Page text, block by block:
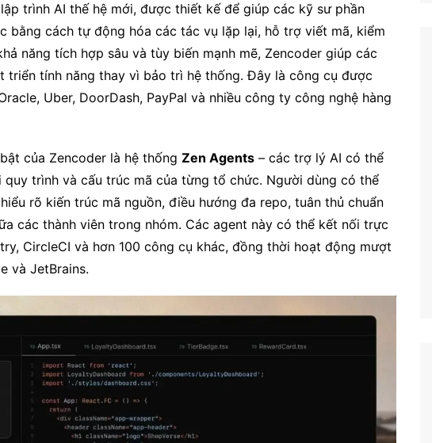
Địa lí
KHTN
Âm nhạc
Mĩ thuật
Giáo dục KT&PL
Giáo dục QP&AN
Giáo dục thể chất
Hoạt động trải nghiệm
trình AI thế hệ mới, được thiết kế để giúp các kỹ sư phần
bằng cách tự động hóa các tác vụ lặp lại, hỗ trợ viết mã, kiểm
năng tích hợp sâu và tùy biến mạnh mẽ, Zencoder giúp các
triển tính năng thay vì bảo trì hệ thống. Đây là công cụ được
Uber, DoorDash, PayPal và nhiều công ty công nghệ hàng
của Zencoder là hệ thống Zen Agents – các trợ lý AI có thể
quy trình và cấu trúc mã của từng tổ chức. Người dùng có thể
rõ kiến trúc mã nguồn, điều hướng đa repo, tuân thủ chuẩn
các thành viên trong nhóm. Các agent này có thể kết nối trực
CircleCI và hơn 100 công cụ khác, đồng thời hoạt động mượt
và JetBrains.